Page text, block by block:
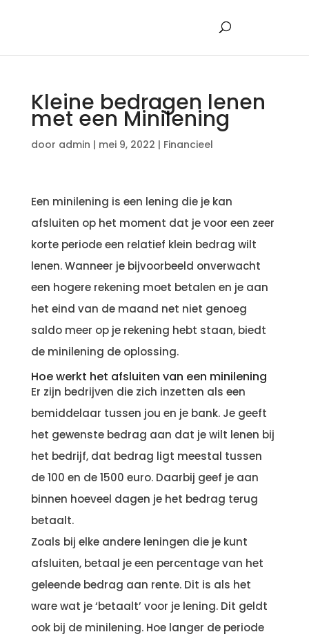
Kleine bedragen lenen
met een Minilening
door admin | mei 9, 2022 | Financieel
Een minilening is een lening die je kan
afsluiten op het moment dat je voor een zeer
korte periode een relatief klein bedrag wilt
lenen. Wanneer je bijvoorbeeld onverwacht
een hogere rekening moet betalen en je aan
het eind van de maand net niet genoeg
saldo meer op je rekening hebt staan, biedt
de minilening de oplossing.
Hoe werkt het afsluiten van een minilening
Er zijn bedrijven die zich inzetten als een
bemiddelaar tussen jou en je bank. Je geeft
het gewenste bedrag aan dat je wilt lenen bij
het bedrijf, dat bedrag ligt meestal tussen
de 100 en de 1500 euro. Daarbij geef je aan
binnen hoeveel dagen je het bedrag terug
betaalt.
Zoals bij elke andere leningen die je kunt
afsluiten, betaal je een percentage van het
geleende bedrag aan rente. Dit is als het
ware wat je ‘betaalt’ voor je lening. Dit geldt
ook bij de minilening. Hoe langer de periode